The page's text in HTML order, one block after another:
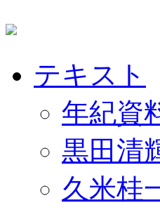
テキスト
年紀資
黒田清
久米桂